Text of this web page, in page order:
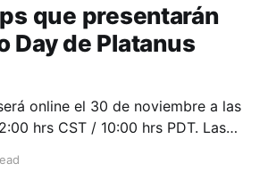
que presentarán
Day de Platanus
online el 30 de noviembre a las
hrs CST / 10:00 hrs PDT. Las
Puedes postular